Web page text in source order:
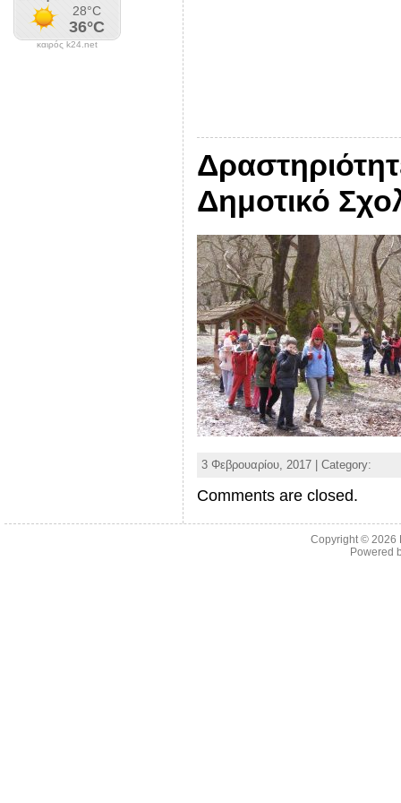
καιρός k24.net
Δημοτικό
3 Φεβρουαρίου, 2017 | Category:
Comments are closed.
Copyright © 2026
Powered